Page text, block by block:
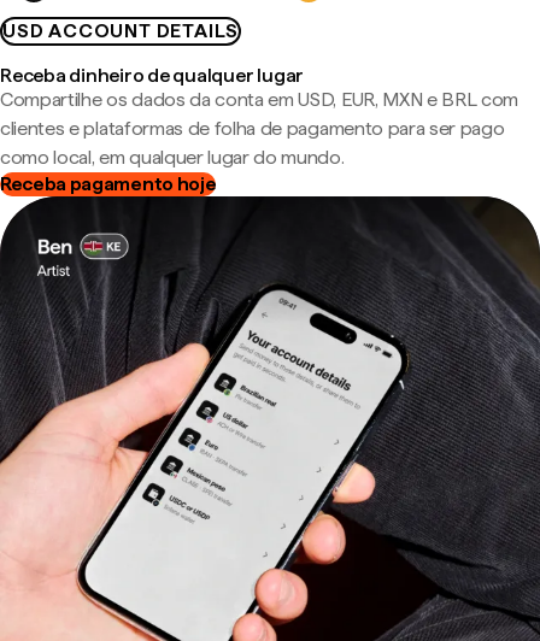
USD ACCOUNT DETAILS
Receba dinheiro de qualquer lugar
Compartilhe os dados da conta em USD, EUR, MXN e BRL com
clientes e plataformas de folha de pagamento para ser pago
como local, em qualquer lugar do mundo.
Receba pagamento hoje